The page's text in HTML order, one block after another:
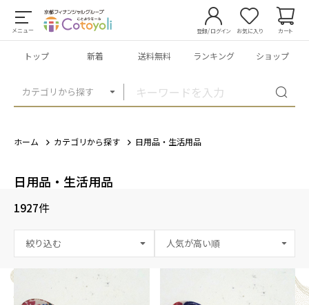
メニュー
カテゴリから探す
登録/ログイン お気に入り カート
トップ 新着 送料無料 ランキング ショップ
ホーム カテゴリから探す 日用品・生活用品
日用品・生活用品
1927件
絞り込む